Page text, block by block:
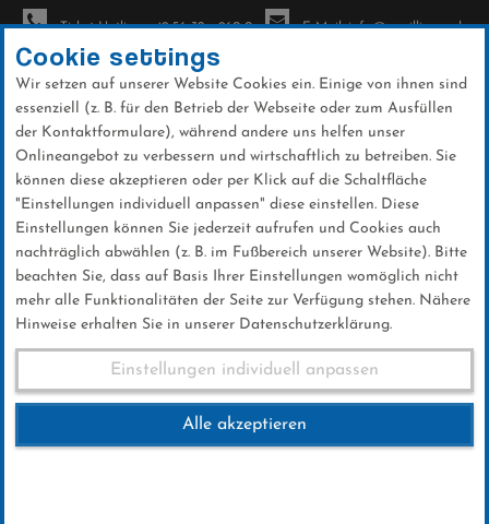
Direkt
zum
Inhalt
Ticket-Hotline: +49 56 32 - 960-0 E-Mail: info@sc-willingen.de
News
Weltcup-Splitter 26.01.2018
26 .Januar 2018
Cookie settings
Wir setzen auf unserer Website Cookies ein. Einige von ihnen sind
essenziell (z. B. für den Betrieb der Webseite oder zum Ausfüllen
der Kontaktformulare), während andere uns helfen unser
Onlineangebot zu verbessern und wirtschaftlich zu betreiben. Sie
können diese akzeptieren oder per Klick auf die Schaltfläche
"Einstellungen individuell anpassen" diese einstellen. Diese
Einstellungen können Sie jederzeit aufrufen und Cookies auch
nachträglich abwählen (z. B. im Fußbereich unserer Website). Bitte
beachten Sie, dass auf Basis Ihrer Einstellungen womöglich nicht
mehr alle Funktionalitäten der Seite zur Verfügung stehen. Nähere
Hinweise erhalten Sie in unserer Datenschutzerklärung.
Einstellungen individuell anpassen
Alle akzeptieren